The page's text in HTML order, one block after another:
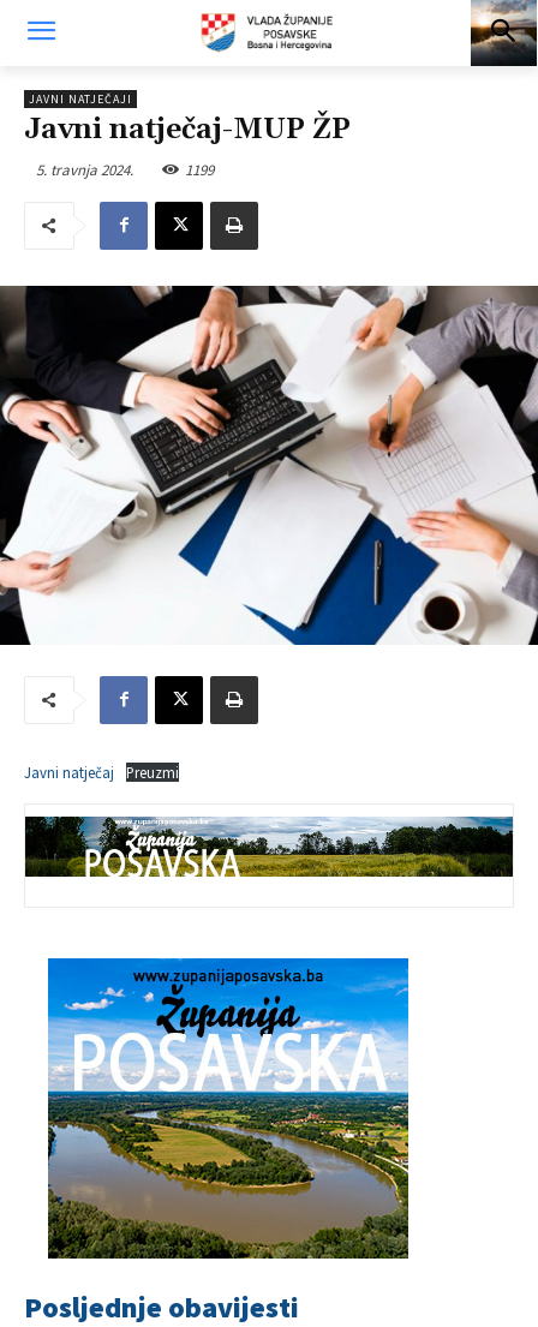
JAVNI NATJEČAJI
Javni natječaj-MUP ŽP
5. travnja 2024. 1199
Javni natječaj Preuzmi
Posljednje obavijesti